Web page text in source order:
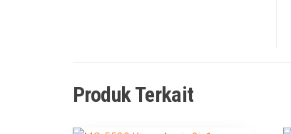
Produk Terkait